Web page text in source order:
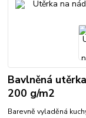
Bavlněná
200 g/m2
Barevně vyladěná